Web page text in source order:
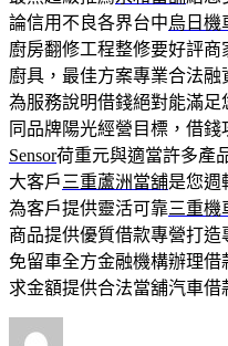
論信用不良各界台中烏日機
廚房翻修工程整修要好評商
廚具，最佳方案專業合法融
為服務說明借錢絕對能滿足
同品牌陽光經營目標，借
Sensor荷重元與適當許多產
大客戶 三重蘆洲當舖是您週
為客戶提供靈活可靠三重機
商品提供優質借款專營打造
免留車全方金融機構辦理借
求金額提供合法當舖汽車借